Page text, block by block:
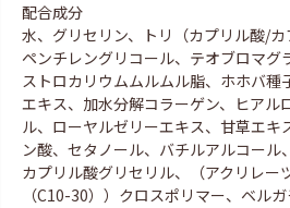
配合成分
水、グリセリン、トリ（カプリル酸/カ
ペンチレングリコール、テオブロマグ
ストロカリウムムルムル脂、ホホバ種
エキス、加水分解コラーゲン、ヒアル
ル、ローヤルゼリーエキス、甘草エキ
ン酸、セタノール、バチルアルコール
カプリル酸グリセリル、（アクリレー
（C10-30））クロスポリマー、ベル